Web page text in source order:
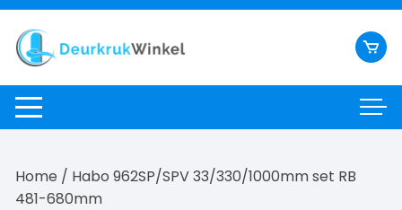
Ga
naar
inhoud
Home / Habo 962SP/SPV 33/330/1000mm set RB
481-680mm